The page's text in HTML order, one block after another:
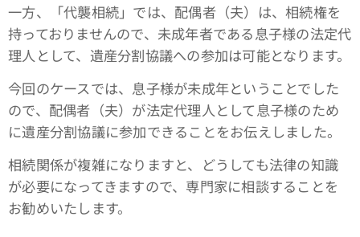
一方、「代襲相続」では、配偶者（夫）は、相続権を
持っておりませんので、未成年者である息子様の法定代
理人として、遺産分割協議への参加は可能となります。
今回のケースでは、息子様が未成年ということでした
ので、配偶者（夫）が法定代理人として息子様のため
に遺産分割協議に参加できることをお伝えしました。
相続関係が複雑になりますと、どうしても法律の知識
が必要になってきますので、専門家に相談することを
お勧めいたします。